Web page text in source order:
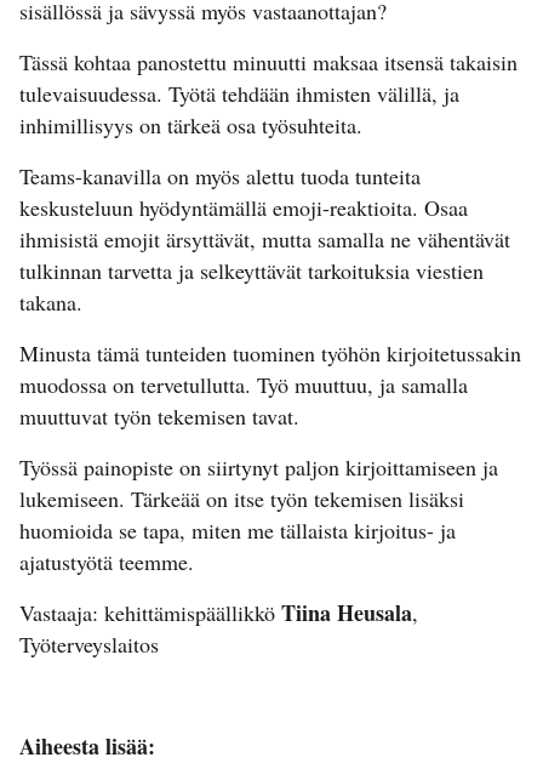
sisällössä ja sävyssä myös vastaanottajan?
Tässä kohtaa panostettu minuutti maksaa itsensä takaisin
tulevaisuudessa. Työtä tehdään ihmisten välillä, ja
inhimillisyys on tärkeä osa työsuhteita.
Teams-kanavilla on myös alettu tuoda tunteita
keskusteluun hyödyntämällä emoji-reaktioita. Osaa
ihmisistä emojit ärsyttävät, mutta samalla ne vähentävät
tulkinnan tarvetta ja selkeyttävät tarkoituksia viestien
takana.
Minusta tämä tunteiden tuominen työhön kirjoitetussakin
muodossa on tervetullutta. Työ muuttuu, ja samalla
muuttuvat työn tekemisen tavat.
Työssä painopiste on siirtynyt paljon kirjoittamiseen ja
lukemiseen. Tärkeää on itse työn tekemisen lisäksi
huomioida se tapa, miten me tällaista kirjoitus- ja
ajatustyötä teemme.
Vastaaja: kehittämispäällikkö Tiina Heusala,
Työterveyslaitos
Aiheesta lisää: